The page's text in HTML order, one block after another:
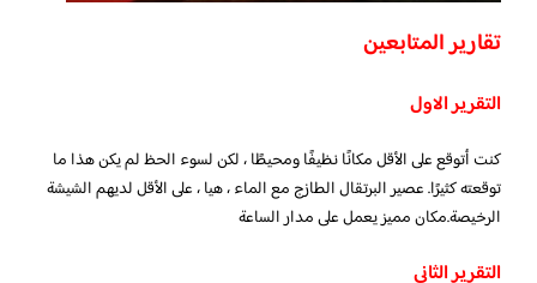
تقارير المتابعين
التقرير الاول
كنت أتوقع على الأقل مكانًا نظيفًا ومحيطًا ، لكن لسوء الحظ لم يكن هذا ما
توقعته كثيرًا. عصير البرتقال الطازج مع الماء ، هيا ، على الأقل لديهم الشيشة
الرخيصة.مكان مميز يعمل على مدار الساعة
التقرير الثاني